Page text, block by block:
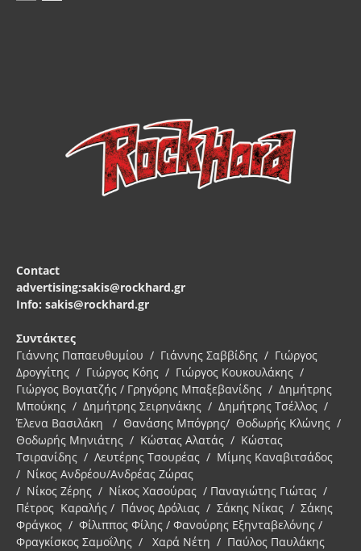
Contact
advertising:sakis@rockhard.gr
Info: sakis@rockhard.gr
Συντάκτες
Γιάννης Παπαευθυμίου / Γιάννης Σαββίδης / Γιώργος
Δρογγίτης / Γιώργος Κόης / Γιώργος Κουκουλάκης /
Γιώργος Βογιατζής / Γρηγόρης Μπαξεβανίδης / Δημήτρης
Μπούκης / Δημήτρης Σειρηνάκης / Δημήτρης Τσέλλος /
Έλενα Βασιλάκη / Θανάσης Μπόγρης/ Θοδωρής Κλώνης /
Θοδωρής Μηνιάτης / Κώστας Αλατάς / Κώστας
Τσιρανίδης / Λευτέρης Τσουρέας / Μίμης Καναβιτσάδος
/ Νίκος Ανδρέου/Ανδρέας Ζώρας
/ Νίκος Ζέρης / Νίκος Χασούρας / Παναγιώτης Γιώτας /
Πέτρος Καραλής / Πάνος Δρόλιας / Σάκης Νίκας / Σάκης
Φράγκος / Φίλιππος Φίλης / Φανούρης Εξηνταβελόνης /
Φραγκίσκος Σαμοΐλης / Χαρά Νέτη / Παύλος Παυλάκης